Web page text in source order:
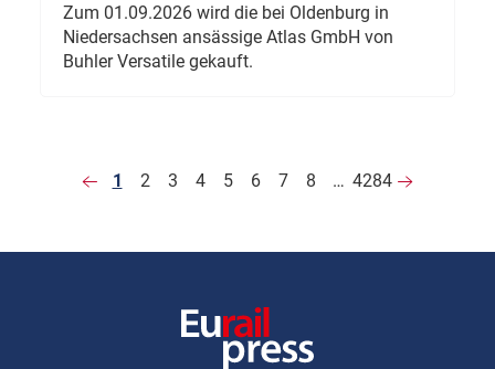
Zum 01.09.2026 wird die bei Oldenburg in
Niedersachsen ansässige Atlas GmbH von
Buhler Versatile gekauft.
1 2 3 4 5 6 7 8 … 4284